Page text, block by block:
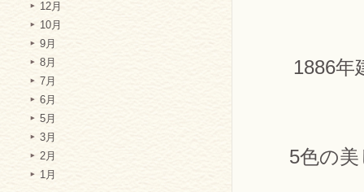
12月
10月
9月
8月
7月
6月
5月
3月
2月
1月
1886年
5色の